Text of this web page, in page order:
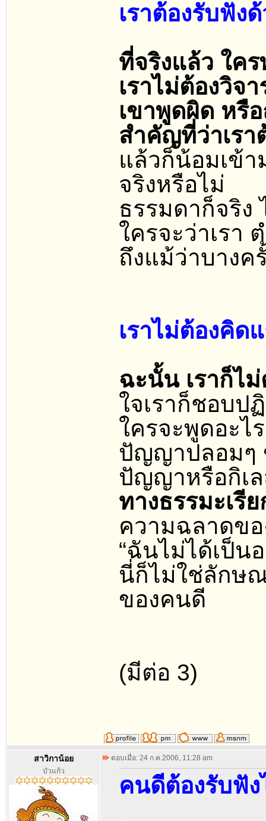
เราต้องรับฟัง
ที่จริงแล้ว ใค
เราไม่ต้องวิจ
เขาพูดผิด หรื
สำคัญที่ว่าเรา
แล้วก็น้อมเข้
จริงหรือไม่
ธรรมดาก็จริ
ใครจะว่าเรา
ถึงแม้ว่าบางค
เราไม่ต้องคิด
ฉะนั้น เราก็ไ
ใจเราก็ชอบป
ใครจะพูดอะไ
ปัญญาปลอมๆ
ปัญญาหรือกิเ
ทางธรรมะเรี
ความฉลาดขอ
“ฉันไม่ได้เป็น
นี่ก็ไม่ใช่ลักษ
ของคนดี
(มีต่อ 3)
สาวิกาน้อย
บัวแก้ว
ตอบเมื่อ: 24 ก.ค.2006, 11:28 am
คนดีต้องรับฟัง